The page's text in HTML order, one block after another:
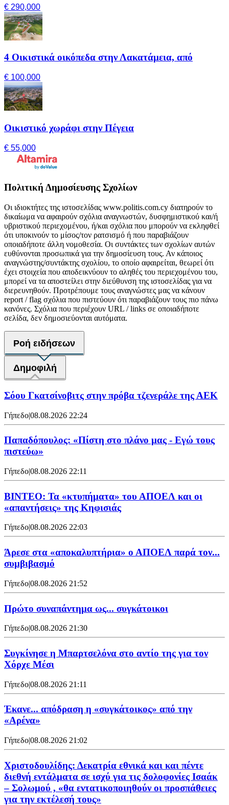
€ 290,000
4 Οικιστικά οικόπεδα στην Λακατάμεια, από
€ 100,000
Οικιστικό χωράφι στην Πέγεια
€ 55,000
Πολιτική Δημοσίευσης Σχολίων
Οι ιδιοκτήτες της ιστοσελίδας www.politis.com.cy διατηρούν το
δικαίωμα να αφαιρούν σχόλια αναγνωστών, δυσφημιστικού και/ή
υβριστικού περιεχομένου, ή/και σχόλια που μπορούν να εκληφθεί
ότι υποκινούν το μίσος/τον ρατσισμό ή που παραβιάζουν
οποιαδήποτε άλλη νομοθεσία. Οι συντάκτες των σχολίων αυτών
ευθύνονται προσωπικά για την δημοσίευση τους. Αν κάποιος
αναγνώστης/συντάκτης σχολίου, το οποίο αφαιρείται, θεωρεί ότι
έχει στοιχεία που αποδεικνύουν το αληθές του περιεχομένου του,
μπορεί να τα αποστείλει στην διεύθυνση της ιστοσελίδας για να
διερευνηθούν. Προτρέπουμε τους αναγνώστες μας να κάνουν
report / flag σχόλια που πιστεύουν ότι παραβιάζουν τους πιο πάνω
κανόνες. Σχόλια που περιέχουν URL / links σε οποιαδήποτε
σελίδα, δεν δημοσιεύονται αυτόματα.
Ροή ειδήσεων
Δημοφιλή
Σόου Γκατσίνοβιτς στην πρόβα τζενεράλε της ΑΕΚ
Γήπεδο|08.08.2026 22:24
Παπαδόπουλος: «Πίστη στο πλάνο μας - Εγώ τους
πιστεύω»
Γήπεδο|08.08.2026 22:11
ΒΙΝΤΕΟ: Τα «κτυπήματα» του ΑΠΟΕΛ και οι
«απαντήσεις» της Κηφισιάς
Γήπεδο|08.08.2026 22:03
Άρεσε στα «αποκαλυπτήρια» ο ΑΠΟΕΛ παρά τον...
συμβιβασμό
Γήπεδο|08.08.2026 21:52
Πρώτο συναπάντημα ως... συγκάτοικοι
Γήπεδο|08.08.2026 21:30
Συγκίνησε η Μπαρτσελόνα στο αντίο της για τον
Χόρχε Μέσι
Γήπεδο|08.08.2026 21:11
Έκανε... απόδραση η «συγκάτοικος» από την
«Αρένα»
Γήπεδο|08.08.2026 21:02
Χριστοδουλίδης: Δεκατρία εθνικά και και πέντε
διεθνή εντάλματα σε ισχύ για τις δολοφονίες Ισαάκ
– Σολωμού , «θα εντατικοποιηθούν οι προσπάθειες
για την εκτέλεσή τους»